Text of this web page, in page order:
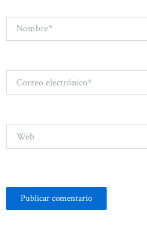
electrónico*